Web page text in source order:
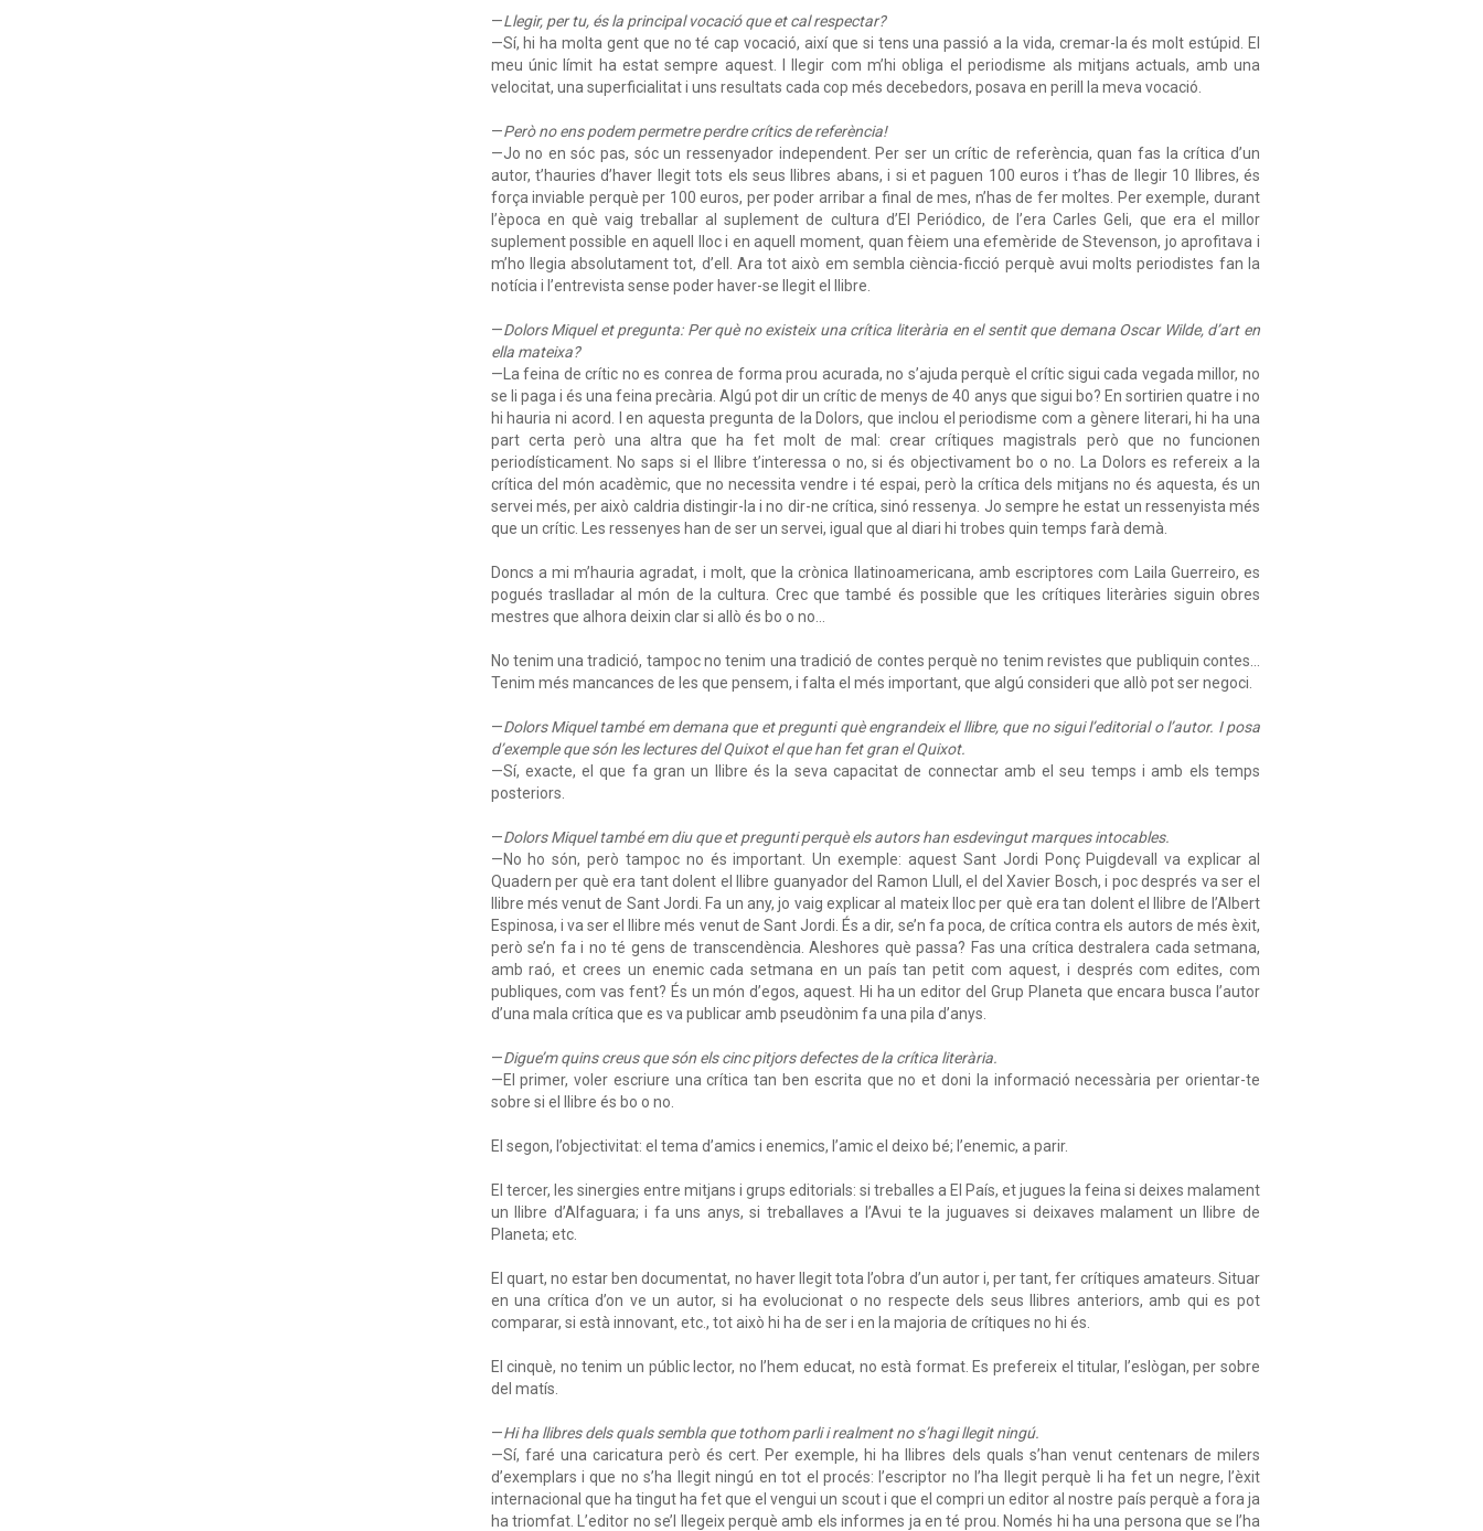
—Llegir, per tu, és la principal vocació que et cal respectar?
—Sí, hi ha molta gent que no té cap vocació, així que si tens una passió a la vida, cremar-la és molt estúpid. El
meu únic límit ha estat sempre aquest. I llegir com m’hi obliga el periodisme als mitjans actuals, amb una
velocitat, una superficialitat i uns resultats cada cop més decebedors, posava en perill la meva vocació.
—Però no ens podem permetre perdre crítics de referència!
—Jo no en sóc pas, sóc un ressenyador independent. Per ser un crític de referència, quan fas la crítica d’un
autor, t’hauries d’haver llegit tots els seus llibres abans, i si et paguen 100 euros i t’has de llegir 10 llibres, és
força inviable perquè per 100 euros, per poder arribar a final de mes, n’has de fer moltes. Per exemple, durant
l’època en què vaig treballar al suplement de cultura d’El Periódico, de l’era Carles Geli, que era el millor
suplement possible en aquell lloc i en aquell moment, quan fèiem una efemèride de Stevenson, jo aprofitava i
m’ho llegia absolutament tot, d’ell. Ara tot això em sembla ciència-ficció perquè avui molts periodistes fan la
notícia i l’entrevista sense poder haver-se llegit el llibre.
—Dolors Miquel et pregunta: Per què no existeix una crítica literària en el sentit que demana Oscar Wilde, d’art en
ella mateixa?
—La feina de crític no es conrea de forma prou acurada, no s’ajuda perquè el crític sigui cada vegada millor, no
se li paga i és una feina precària. Algú pot dir un crític de menys de 40 anys que sigui bo? En sortirien quatre i no
hi hauria ni acord. I en aquesta pregunta de la Dolors, que inclou el periodisme com a gènere literari, hi ha una
part certa però una altra que ha fet molt de mal: crear crítiques magistrals però que no funcionen
periodísticament. No saps si el llibre t’interessa o no, si és objectivament bo o no. La Dolors es refereix a la
crítica del món acadèmic, que no necessita vendre i té espai, però la crítica dels mitjans no és aquesta, és un
servei més, per això caldria distingir-la i no dir-ne crítica, sinó ressenya. Jo sempre he estat un ressenyista més
que un crític. Les ressenyes han de ser un servei, igual que al diari hi trobes quin temps farà demà.
Doncs a mi m’hauria agradat, i molt, que la crònica llatinoamericana, amb escriptores com Laila Guerreiro, es
pogués traslladar al món de la cultura. Crec que també és possible que les crítiques literàries siguin obres
mestres que alhora deixin clar si allò és bo o no…
No tenim una tradició, tampoc no tenim una tradició de contes perquè no tenim revistes que publiquin contes…
Tenim més mancances de les que pensem, i falta el més important, que algú consideri que allò pot ser negoci.
—Dolors Miquel també em demana que et pregunti què engrandeix el llibre, que no sigui l’editorial o l’autor. I posa
d’exemple que són les lectures del Quixot el que han fet gran el Quixot.
—Sí, exacte, el que fa gran un llibre és la seva capacitat de connectar amb el seu temps i amb els temps
posteriors.
—Dolors Miquel també em diu que et pregunti perquè els autors han esdevingut marques intocables.
—No ho són, però tampoc no és important. Un exemple: aquest Sant Jordi Ponç Puigdevall va explicar al
Quadern per què era tant dolent el llibre guanyador del Ramon Llull, el del Xavier Bosch, i poc després va ser el
llibre més venut de Sant Jordi. Fa un any, jo vaig explicar al mateix lloc per què era tan dolent el llibre de l’Albert
Espinosa, i va ser el llibre més venut de Sant Jordi. És a dir, se’n fa poca, de crítica contra els autors de més èxit,
però se’n fa i no té gens de transcendència. Aleshores què passa? Fas una crítica destralera cada setmana,
amb raó, et crees un enemic cada setmana en un país tan petit com aquest, i després com edites, com
publiques, com vas fent? És un món d’egos, aquest. Hi ha un editor del Grup Planeta que encara busca l’autor
d’una mala crítica que es va publicar amb pseudònim fa una pila d’anys.
—Digue’m quins creus que són els cinc pitjors defectes de la crítica literària.
—El primer, voler escriure una crítica tan ben escrita que no et doni la informació necessària per orientar-te
sobre si el llibre és bo o no.
El segon, l’objectivitat: el tema d’amics i enemics, l’amic el deixo bé; l’enemic, a parir.
El tercer, les sinergies entre mitjans i grups editorials: si treballes a El País, et jugues la feina si deixes malament
un llibre d’Alfaguara; i fa uns anys, si treballaves a l’Avui te la juguaves si deixaves malament un llibre de
Planeta; etc.
El quart, no estar ben documentat, no haver llegit tota l’obra d’un autor i, per tant, fer crítiques amateurs. Situar
en una crítica d’on ve un autor, si ha evolucionat o no respecte dels seus llibres anteriors, amb qui es pot
comparar, si està innovant, etc., tot això hi ha de ser i en la majoria de crítiques no hi és.
El cinquè, no tenim un públic lector, no l’hem educat, no està format. Es prefereix el titular, l’eslògan, per sobre
del matís.
—Hi ha llibres dels quals sembla que tothom parli i realment no s’hagi llegit ningú.
—Sí, faré una caricatura però és cert. Per exemple, hi ha llibres dels quals s’han venut centenars de milers
d’exemplars i que no s’ha llegit ningú en tot el procés: l’escriptor no l’ha llegit perquè li ha fet un negre, l’èxit
internacional que ha tingut ha fet que el vengui un scout i que el compri un editor al nostre país perquè a fora ja
ha triomfat. L’editor no se’l llegeix perquè amb els informes ja en té prou. Només hi ha una persona que se l’ha